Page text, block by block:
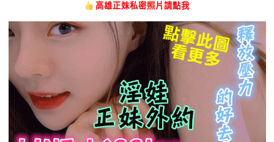
高雄正妹私密照片請點我